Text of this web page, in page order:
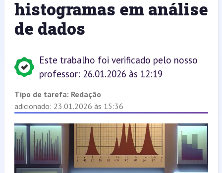
histogramas em análise
de dados
Este trabalho foi verificado pelo nosso
professor: 26.01.2026 às 12:19
Tipo de tarefa: Redação
adicionado: 23.01.2026 às 15:36